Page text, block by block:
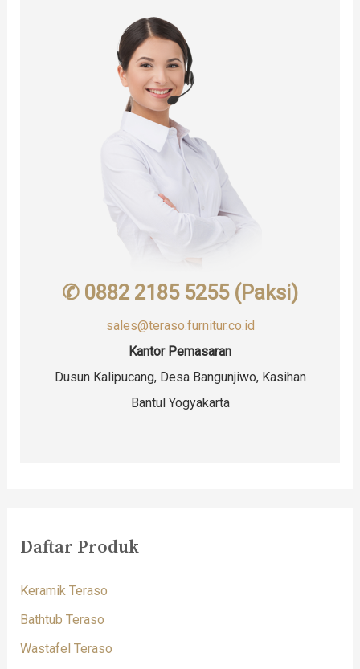
✆ 0882 2185 5255 (Paksi)
sales@teraso.furnitur.co.id
Kantor Pemasaran
Dusun Kalipucang, Desa Bangunjiwo, Kasihan
Bantul Yogyakarta
Daftar Produk
Keramik Teraso
Bathtub Teraso
Wastafel Teraso